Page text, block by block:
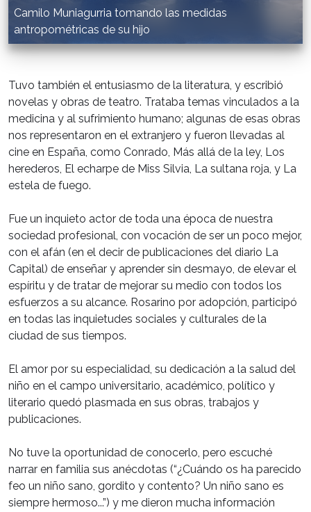
Camilo Muniagurria tomando las medidas
antropométricas de su hijo
Tuvo también el entusiasmo de la literatura, y escribió
novelas y obras de teatro. Trataba temas vinculados a la
medicina y al sufrimiento humano; algunas de esas obras
nos representaron en el extranjero y fueron llevadas al
cine en España, como Conrado, Más allá de la ley, Los
herederos, El echarpe de Miss Silvia, La sultana roja, y La
estela de fuego.
Fue un inquieto actor de toda una época de nuestra
sociedad profesional, con vocación de ser un poco mejor,
con el afán (en el decir de publicaciones del diario La
Capital) de enseñar y aprender sin desmayo, de elevar el
espíritu y de tratar de mejorar su medio con todos los
esfuerzos a su alcance. Rosarino por adopción, participó
en todas las inquietudes sociales y culturales de la
ciudad de sus tiempos.
El amor por su especialidad, su dedicación a la salud del
niño en el campo universitario, académico, político y
literario quedó plasmada en sus obras, trabajos y
publicaciones.
No tuve la oportunidad de conocerlo, pero escuché
narrar en familia sus anécdotas (“¿Cuándo os ha parecido
feo un niño sano, gordito y contento? Un niño sano es
siempre hermoso...”) y me dieron mucha información